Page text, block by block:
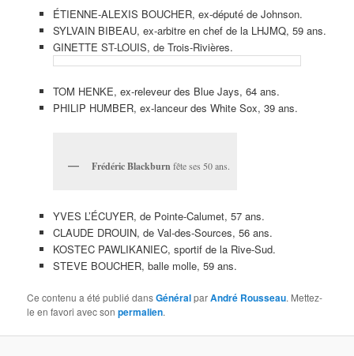
ÉTIENNE-ALEXIS BOUCHER, ex-député de Johnson.
SYLVAIN BIBEAU, ex-arbitre en chef de la LHJMQ, 59 ans.
GINETTE ST-LOUIS, de Trois-Rivières.
TOM HENKE, ex-releveur des Blue Jays, 64 ans.
PHILIP HUMBER, ex-lanceur des White Sox, 39 ans.
Frédéric Blackburn fête ses 50 ans.
YVES L’ÉCUYER, de Pointe-Calumet, 57 ans.
CLAUDE DROUIN, de Val-des-Sources, 56 ans.
KOSTEC PAWLIKANIEC, sportif de la Rive-Sud.
STEVE BOUCHER, balle molle, 59 ans.
Ce contenu a été publié dansGénéralparAndré Rousseau. Mettez-
le en favori avec sonpermalien.